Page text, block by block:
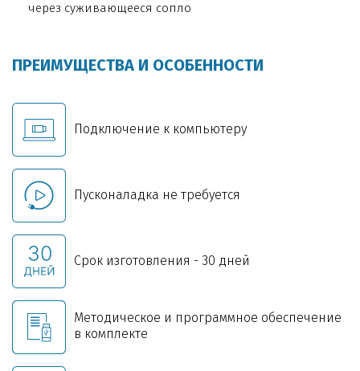
через суживающееся сопло
ПРЕИМУЩЕСТВА И ОСОБЕННОСТИ
Подключение к компьютеру
Пусконаладка не требуется
Срок изготовления - 30 дней
Методическое и программное обеспечение
в комплекте